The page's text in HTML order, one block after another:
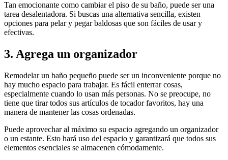
Tan emocionante como cambiar el piso de su baño, puede ser una
tarea desalentadora. Si buscas una alternativa sencilla, existen
opciones para pelar y pegar baldosas que son fáciles de usar y
efectivas.
3. Agrega un organizador
Remodelar un baño pequeño puede ser un inconveniente porque no
hay mucho espacio para trabajar. Es fácil enterrar cosas,
especialmente cuando lo usan más personas. No se preocupe, no
tiene que tirar todos sus artículos de tocador favoritos, hay una
manera de mantener las cosas ordenadas.
Puede aprovechar al máximo su espacio agregando un organizador
o un estante. Esto hará uso del espacio y garantizará que todos sus
elementos esenciales se almacenen cómodamente.